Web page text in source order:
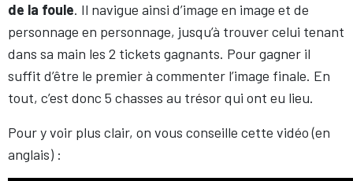
de la foule. Il navigue ainsi d’image en image et de
personnage en personnage, jusqu’à trouver celui tenant
dans sa main les 2 tickets gagnants. Pour gagner il
suffit d’être le premier à commenter l’image finale. En
tout, c’est donc 5 chasses au trésor qui ont eu lieu.
Pour y voir plus clair, on vous conseille cette vidéo (en
anglais) :